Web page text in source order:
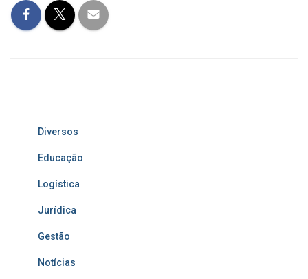
Diversos
Educação
Logística
Jurídica
Gestão
Notícias